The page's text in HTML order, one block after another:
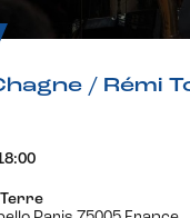
/ Rémi
Terre